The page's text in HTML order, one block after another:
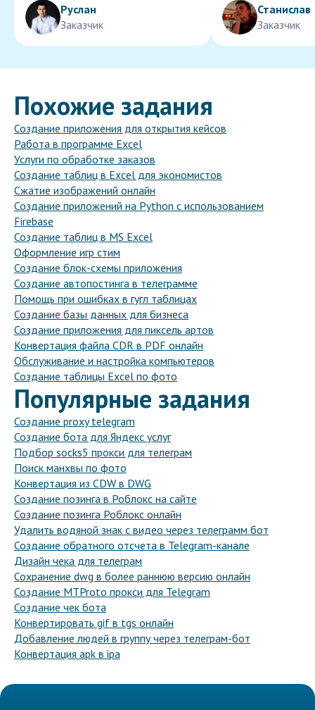
Руслан
Заказчик
Станислав
Заказчик
Похожие задания
Создание приложения для открытия кейсов
Работа в программе Excel
Услуги по обработке заказов
Создание таблиц в Excel для экономистов
Сжатие изображений онлайн
Создание приложений на Python с использованием
Firebase
Создание таблиц в MS Excel
Оформление игр стим
Создание блок-схемы приложения
Создание автопостинга в телеграмме
Помощь при ошибках в гугл таблицах
Создание базы данных для бизнеса
Создание приложения для пиксель артов
Конвертация файла CDR в PDF онлайн
Обслуживание и настройка компьютеров
Создание таблицы Excel по фото
Популярные задания
Создание proxy telegram
Создание бота для Яндекс услуг
Подбор socks5 прокси для телеграм
Поиск манхвы по фото
Конвертация из CDW в DWG
Создание позинга в Роблокс на сайте
Создание позинга Роблокс онлайн
Удалить водяной знак с видео через телеграмм бот
Создание обратного отсчета в Telegram-канале
Дизайн чека для телеграм
Сохранение dwg в более раннюю версию онлайн
Создание MTProto прокси для Telegram
Создание чек бота
Конвертировать gif в tgs онлайн
Добавление людей в группу через телеграм-бот
Конвертация apk в ipa